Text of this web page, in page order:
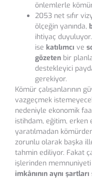
önlemlerle
2053 net sıfır
ölçeğin yanında,
ihtiyaç
ise katılımcı ve
gözeten bir
destekleyici
gerekiyor.
Kömür çalışanlarının
vazgeçmek
nedeniyle ekonomik
istihdam, eğitim, erken
yaratılmadan
zorunlu olarak başka
tahmin ediliyor. Fakat
işlerinden
imkânının aynı